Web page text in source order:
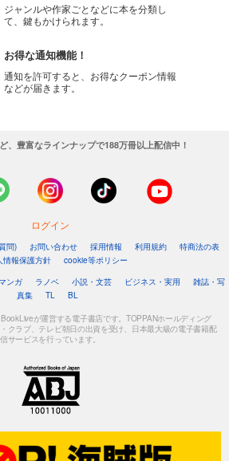
ジャンルや作家ごとなどに本を分類し
て、鍵もかけられます。
お得な通知機能！
通知を許可すると、お得なクーポン情報
などが届きます。
、豊富なラインナップで188万冊以上配信中！
ログイン
問) お問い合わせ 採用情報 利用規約
特商法の表
情報保護方針
cookie等ポリシー
ンガ ラノベ 小説・文芸 ビジネス・実用
雑誌・写
真集
TL BL
が運営する電子書店です。TOPPANホールディング
クラブ、テレビ朝日の出資を受け、日本最大級の電子書籍配
信サービスを行っています。